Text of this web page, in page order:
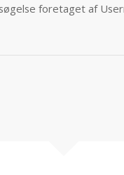
foretaget af